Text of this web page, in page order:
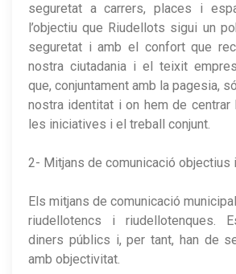
seguretat a carrers, places i
l’objectiu que Riudellots sigui un
seguretat i amb el confort que
nostra ciutadania i el teixit
que, conjuntament amb la pagesia,
nostra identitat i on hem de centrar
les iniciatives i el treball conjunt.
2- Mitjans de comunicació objectius
Els mitjans de comunicació
riudellotencs i riudellotenques.
diners públics i, per tant, han de
amb objectivitat.